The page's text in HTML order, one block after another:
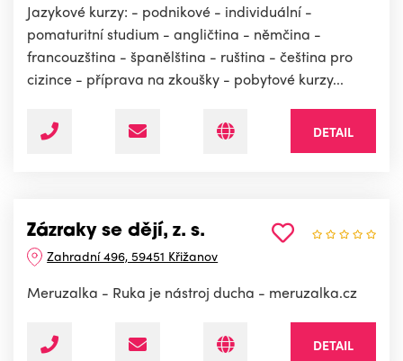
Jazykové kurzy: - podnikové - individuální -
pomaturitní studium - angličtina - němčina -
francouzština - španělština - ruština - čeština pro
cizince - příprava na zkoušky - pobytové kurzy...
DETAIL
Zázraky se dějí, z. s.
Zahradní 496, 59451 Křižanov
Meruzalka - Ruka je nástroj ducha - meruzalka.cz
DETAIL